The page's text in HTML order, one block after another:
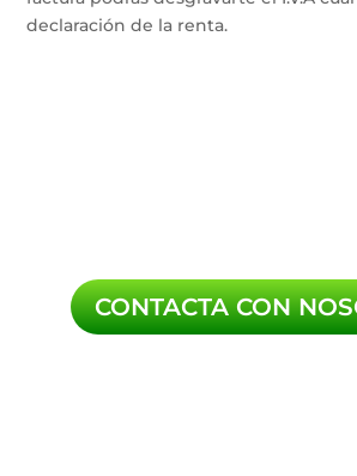
declaración de la renta.
CONTACTA CON